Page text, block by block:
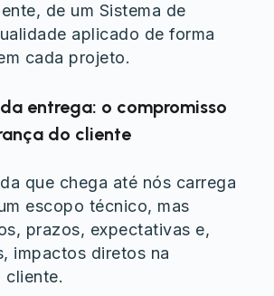
de um Sistema de
aplicado de forma
cada projeto.
entrega: o compromisso
do cliente
que chega até nós carrega
escopo técnico, mas
prazos, expectativas e,
impactos diretos na
cliente.